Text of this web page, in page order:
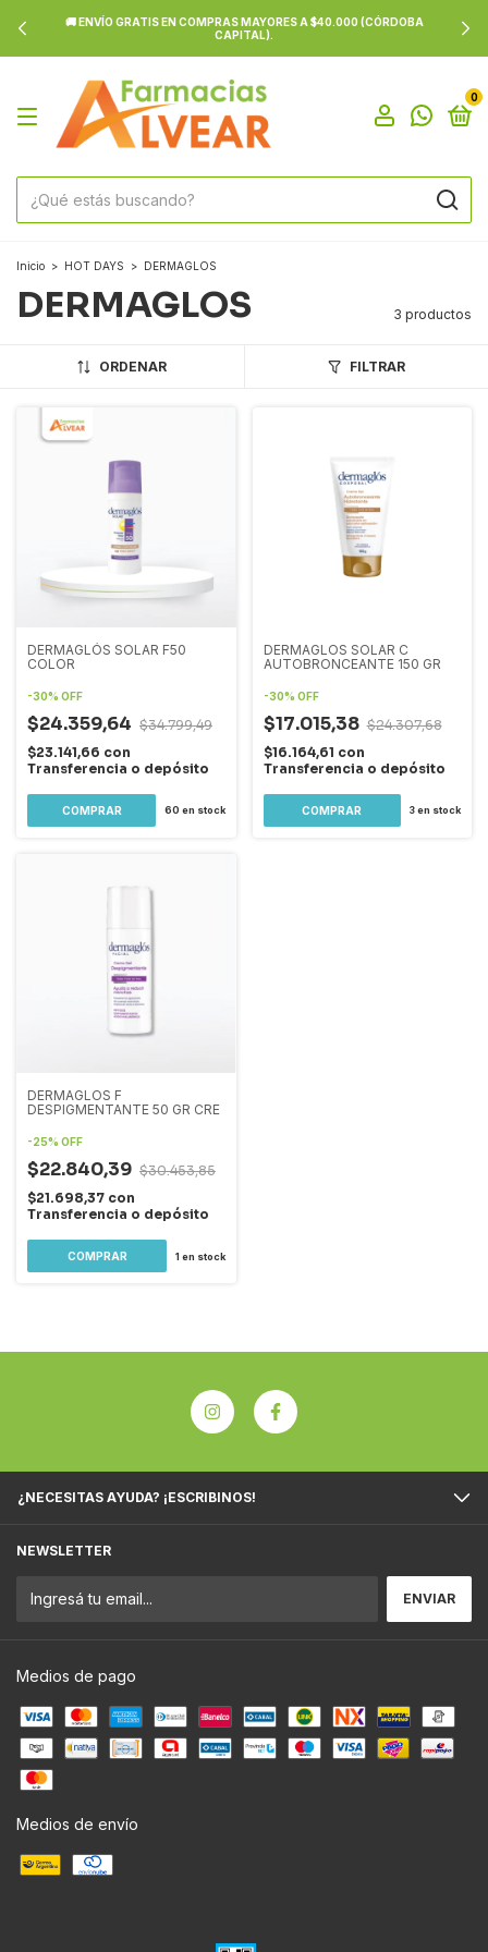
🚚 ENVÍO GRATIS EN COMPRAS MAYORES A $40.000 (CÓRDOBA
CAPITAL).
0
Inicio > HOT DAYS > DERMAGLOS
DERMAGLOS 3 productos
ORDENAR FILTRAR
DERMAGLÓS SOLAR F50
COLOR
-30% OFF
$24.359,64 $34.799,49
$23.141,66 con
Transferencia o depósito
60 en stock
DERMAGLOS SOLAR C
AUTOBRONCEANTE 150 GR
-30% OFF
$17.015,38 $24.307,68
$16.164,61 con
Transferencia o depósito
3en stock
DERMAGLOS F
DESPIGMENTANTE 50 GR CRE
-25% OFF
$22.840,39 $30.453,85
$21.698,37 con
Transferencia o depósito
1 en stock
¿NECESITAS AYUDA? ¡ESCRIBINOS!
NEWSLETTER
Medios de pago
Medios de envío